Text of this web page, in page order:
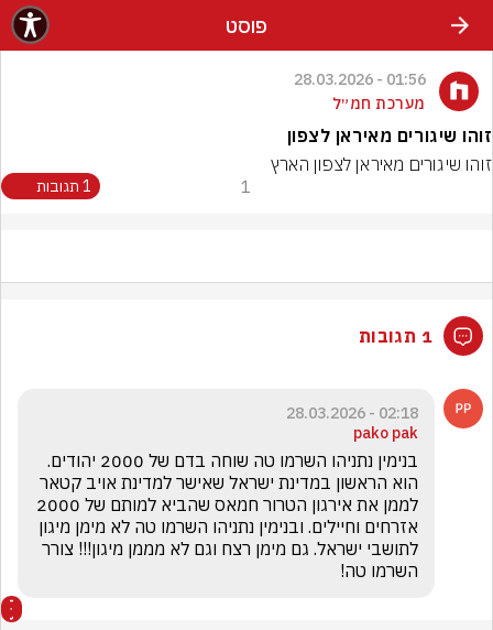
פוסט
01:56 - 28.03.2026
מערכת חמ״ל
זוהו שיגורים מאיראן לצפון
זוהו שיגורים מאיראן לצפון הארץ
1 1 תגובות
1 תגובות
02:18 - 28.03.2026
pako pak
השרמו טה!